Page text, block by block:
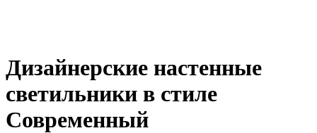
Дизайнерские настенные
светильники в стиле
Современный